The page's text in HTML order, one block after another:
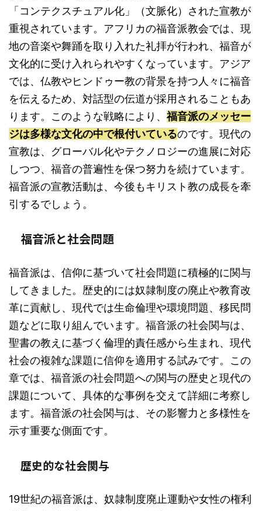
「コンテクスチュアル化」（文脈化）された宣教が
重視されています。アフリカの福音派教会では、現
地の音楽や舞踊を取り入れた礼拝が行われ、福音が
文化的に受け入れられやすくなっています。アジア
では、仏教やヒンドゥー教の背景を持つ人々に福音
を伝えるため、対話型の伝道が採用されることもあ
ります。このような戦略により、 福音派のメッセー
ジは多様な文化の中で根付いているのです。現代の
宣教は、グローバル化やテクノロジーの進展に対応
しつつ、福音の普遍性を保つ努力を続けています。
福音派の宣教活動は、今後もキリスト教の成長を牽
引するでしょう。
福音派と社会問題
福音派は、信仰に基づいて社会問題に積極的に関与
してきました。歴史的には奴隷制度の廃止や教育改
革に貢献し、現代では生命倫理や環境問題、移民問
題などに取り組んでいます。福音派の社会関与は、
聖書の教えに基づく倫理的責任感から生まれ、現代
社会の複雑な課題に信仰を適用する試みです。この
章では、福音派の社会問題への関与の歴史と現代の
課題について、具体的な事例を交えて詳細に考察し
ます。福音派の社会関与は、その影響力と多様性を
示す重要な側面です。
歴史的な社会関与
19世紀の福音派は、奴隷制度廃止運動や女性の権利